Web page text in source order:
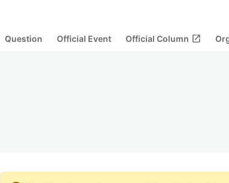
Question Official Event Official Column open_in_new